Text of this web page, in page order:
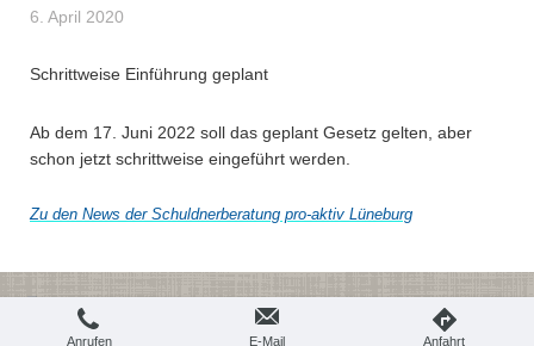
6. April 2020
Schrittweise Einführung geplant
Ab dem 17. Juni 2022 soll das geplant Gesetz gelten, aber
schon jetzt schrittweise eingeführt werden.
Zu den News der Schuldnerberatung pro-aktiv Lüneburg
Druckversion
© Schuldnerberatung pro-aktiv Lüneburg
Webansicht
Anrufen E-Mail Anfahrt